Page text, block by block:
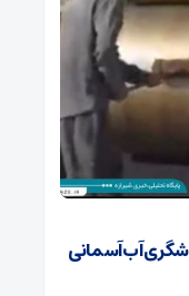
آب‌آسمانی